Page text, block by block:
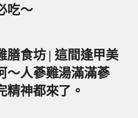
吃～
膳食坊 | 這間逢甲美
～人蔘雞湯滿滿蔘
精神都來了。